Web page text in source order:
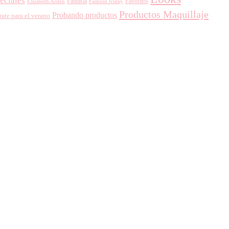
para el verano Probando productos Productos Maquillaje